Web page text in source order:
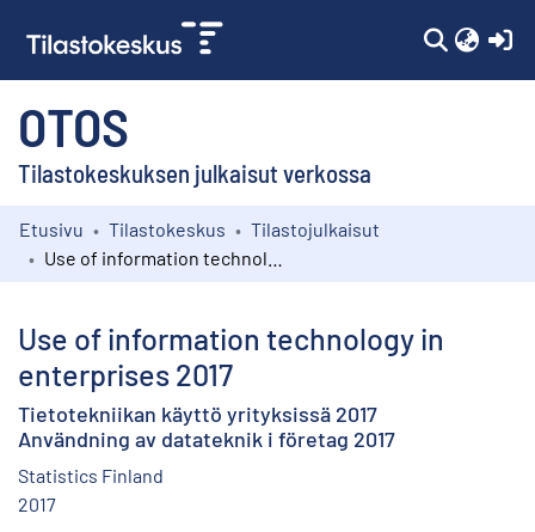
OTOS
Tilastokeskuksen julkaisut verkossa
Kokoelmat
Etusivu Tilastokeskus
Tilastojulkaisut
Use of information technology in
enterprises 2017
Tietotekniikan käyttö yrityksissä 2017
Användning av datateknik i företag 2017
Statistics Finland
2017